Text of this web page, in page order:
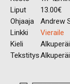
Liput
13.00€
Ohjaaja
Andrew
Linkki
Vieraile
Kieli
Tekstitys